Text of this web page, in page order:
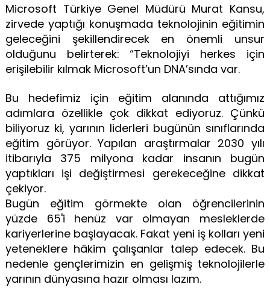
Microsoft Türkiye Genel Müdürü Murat Kansu,
zirvede yaptığı konuşmada teknolojinin eğitimin
geleceğini şekillendirecek en önemli unsur
olduğunu belirterek: “Teknolojiyi herkes için
erişilebilir kılmak Microsoft’un DNA’sında var.
Bu hedefimiz için eğitim alanında attığımız
adımlara özellikle çok dikkat ediyoruz. Çünkü
biliyoruz ki, yarının liderleri bugünün sınıflarında
eğitim görüyor. Yapılan araştırmalar 2030 yılı
itibarıyla 375 milyona kadar insanın bugün
yaptıkları işi değiştirmesi gerekeceğine dikkat
çekiyor.
Bugün eğitim görmekte olan öğrencilerinin
yüzde 65'i henüz var olmayan mesleklerde
kariyerlerine başlayacak. Fakat yeni iş kolları yeni
yeteneklere hâkim çalışanlar talep edecek. Bu
nedenle gençlerimizin en gelişmiş teknolojilerle
yarının dünyasına hazır olması lazım.